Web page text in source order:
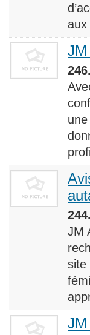
aux
JM
JM
site
JM